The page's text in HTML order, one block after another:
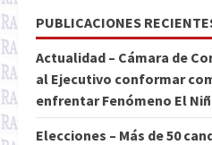
PUBLICACIONES
Actualidad – Cámara de
al Ejecutivo conformar
enfrentar Fenómeno El
Elecciones – Más de 50